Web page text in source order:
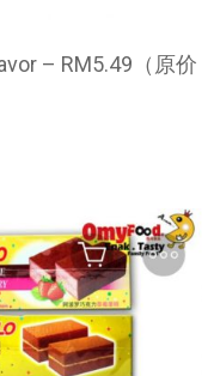
– RM5.49（原价